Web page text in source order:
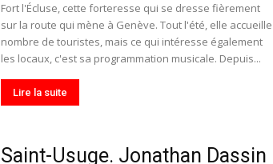
Fort l'Écluse, cette forteresse qui se dresse fièrement
sur la route qui mène à Genève. Tout l'été, elle accueille
nombre de touristes, mais ce qui intéresse également
les locaux, c'est sa programmation musicale. Depuis...
Lire la suite
Saint-Usuge. Jonathan Dassin